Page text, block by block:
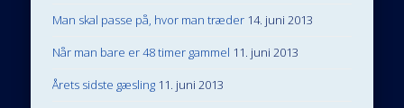
Man skal passe på, hvor man træder 14. juni 2013
Når man bare er 48 timer gammel 11. juni 2013
Årets sidste gæsling 11. juni 2013